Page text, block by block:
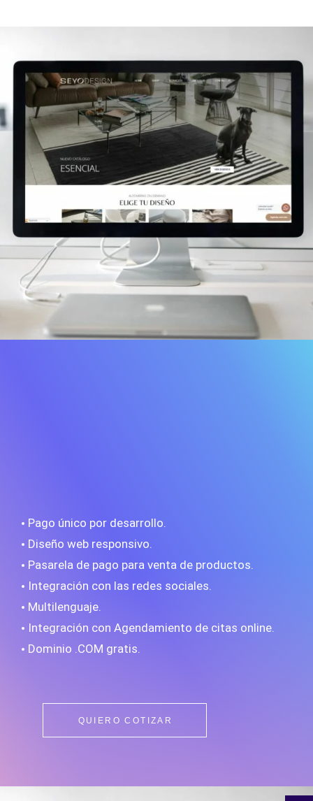
Pago único por desarrollo.
Diseño web responsivo.
Pasarela de pago para venta de productos.
Integración con las redes sociales.
Multilenguaje.
Integración con Agendamiento de citas online.
Dominio .COM gratis.
QUIERO COTIZAR